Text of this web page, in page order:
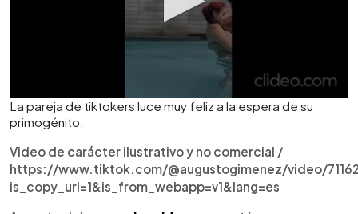
La pareja de tiktokers luce muy feliz a la espera de su
primogénito.
Video de carácter ilustrativo y no comercial /
https://www.tiktok.com/@augustogimenez/video/
is_copy_url=1&is_from_webapp=v1&lang=es